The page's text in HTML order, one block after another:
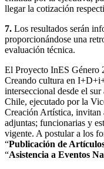
llegar la cotización
7. Los resultados serán
proporcionándose una
evaluación técnica.
El Proyecto InES Género
Creando cultura en
interseccional desde el
Chile, ejecutado por la
Creación Artística, invitan
adjuntas; funcionarias y
vigente. A postular a los
“Publicación de
“Asistencia a Eventos